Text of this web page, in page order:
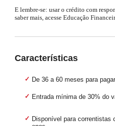
E lembre-se: usar o crédito com
saber mais, acesse Educação
Características
De 36 a 60 meses para pagar
Entrada mínima de 30% do
Disponível para correntistas